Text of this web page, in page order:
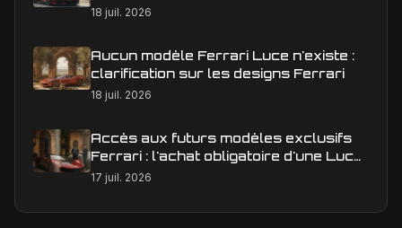
en Europe
18 juil. 2026
Aucun modèle Ferrari Luce n'existe :
clarification sur les designs Ferrari
18 juil. 2026
Accès aux futurs modèles exclusifs
Ferrari : l'achat obligatoire d'une Luce
est-il une réalité ?
17 juil. 2026